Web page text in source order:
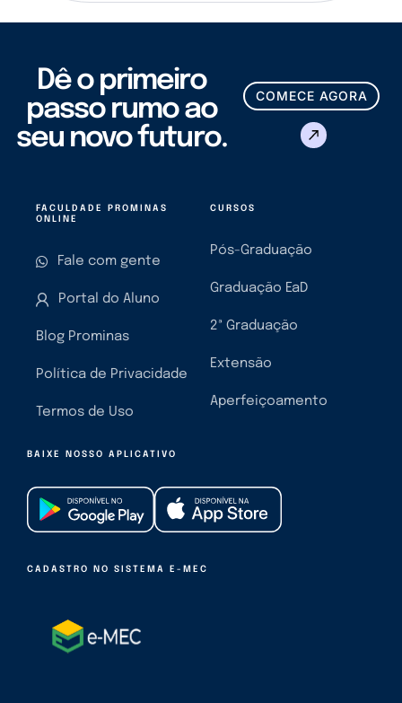
Dê o primeiro
passo rumo ao
seu novo futuro.
COMECE AGORA
FACULDADE PROMINAS
ONLINE
Fale com gente
Portal do Aluno
Blog Prominas
Política de Privacidade
Termos de Uso
CURSOS
Pós-Graduação
Graduação EaD
2ª Graduação
Extensão
Aperfeiçoamento
BAIXE NOSSO APLICATIVO
CADASTRO NO SISTEMA E-MEC